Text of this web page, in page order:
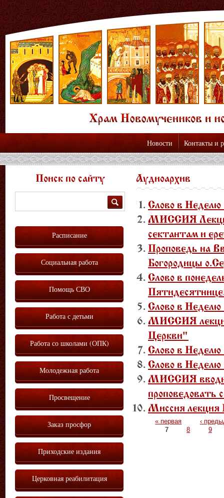
Новости Контакты и
Аудиоархив
Слово в
МИССИЯ
сектантам и
Проповедь на
Богородицы
Слово в
Слово в
МИССИЯ
Церкви"
Слово в
Слово в
МИССИЯ
Миссия
Страницы« первая
‹
7
8 9
Поиск по сайту
Расписание
Социальная работа
Помощь СВО
Работа с детьми
Работа со школами (ОПК)
Молодежная работа
Просвещение
Заказ просфор
Приходские издания
Церковная реабилитация